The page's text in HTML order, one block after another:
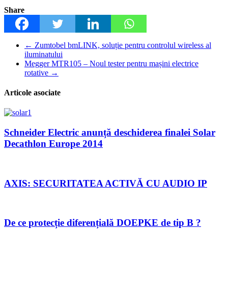
Share
← Zumtobel bmLINK, soluție pentru controlul wireless al
iluminatului
Megger MTR105 – Noul tester pentru mașini electrice
rotative →
Articole asociate
Schneider Electric anunță deschiderea finalei Solar
Decathlon Europe 2014
AXIS: SECURITATEA ACTIVĂ CU AUDIO IP
De ce protecție diferențială DOEPKE de tip B ?